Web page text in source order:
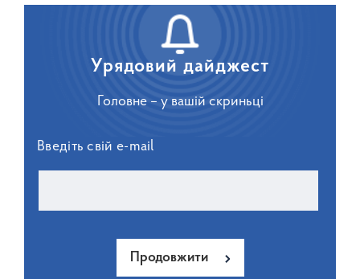
Урядовий дайджест
Головне – у вашій скриньці
Введіть свій e-mail
Продовжити